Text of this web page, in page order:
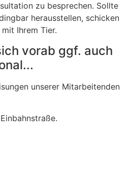
zu besprechen. Sollte
herausstellen, schicken
Ihrem Tier.
vorab ggf. auch
unserer Mitarbeitenden